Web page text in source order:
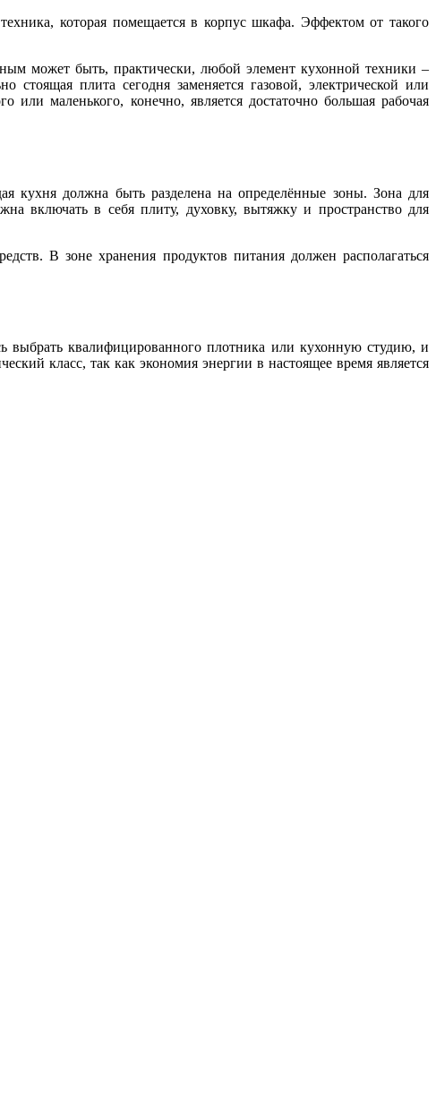
которая помещается в корпус шкафа. Эффектом от такого
может быть, практически, любой элемент кухонной техники –
плита сегодня заменяется газовой, электрической или
маленького, конечно, является достаточно большая рабочая
кухня должна быть разделена на определённые зоны. Зона для
включать в себя плиту, духовку, вытяжку и пространство для
В зоне хранения продуктов питания должен располагаться
выбрать квалифицированного плотника или кухонную студию, и
класс, так как экономия энергии в настоящее время является